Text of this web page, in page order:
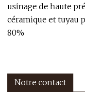
usinage de haute
céramique et tuyau
80%
Notre contact